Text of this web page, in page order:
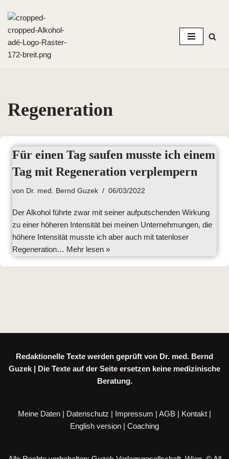
Zum
Inhalt
springen
Regeneration
Für einen Tag saufen musste ich einem
Tag mit Regeneration verplempern
von Dr. med. Bernd Guzek 06/03/2022
Der Alkohol führte zwar mit seiner aufputschenden Wirkung
zu einer höheren Intensität bei meinen Unternehmungen, die
höhere Intensität musste ich aber auch mit tatenloser
Regeneration… Mehr lesen »
Redaktionelle Texte werden geprüft von Dr. med. Bernd
Guzek | Die Texte auf der Seite ersetzen keine medizinische
Beratung.
Meine Daten | Datenschutz | Impressum | AGB | Kontakt |
English version | Coaching